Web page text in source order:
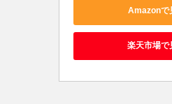
Amazonで
楽天市場で